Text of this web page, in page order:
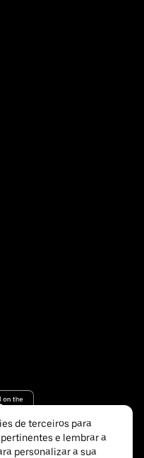
de terceiros para
e lembrar a
personalizar a sua